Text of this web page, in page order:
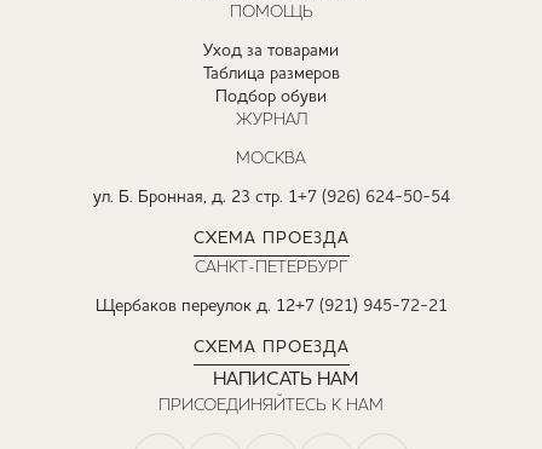
ПОМОЩЬ
Уход за товарами
Таблица размеров
Подбор обуви
ЖУРНАЛ
МОСКВА
ул. Б. Бронная, д. 23 стр. 1+7 (926) 624-50-54
СХЕМА ПРОЕЗДА
САНКТ-ПЕТЕРБУРГ
Щербаков переулок д. 12+7 (921) 945-72-21
СХЕМА ПРОЕЗДА
НАПИСАТЬ НАМ
ПРИСОЕДИНЯЙТЕСЬ К НАМ